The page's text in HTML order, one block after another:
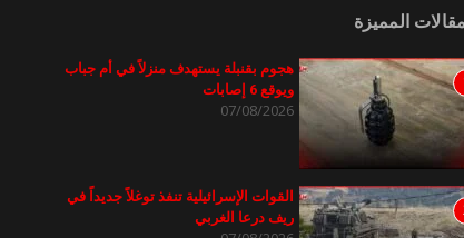
المميزة
هجوم بقنبلة يستهدف منزلاً في أم جباب
ويوقع 6 إصابات
07/08/2026
القوات الإسرائيلية تنفذ توغلاً جديداً في
ريف درعا الغربي